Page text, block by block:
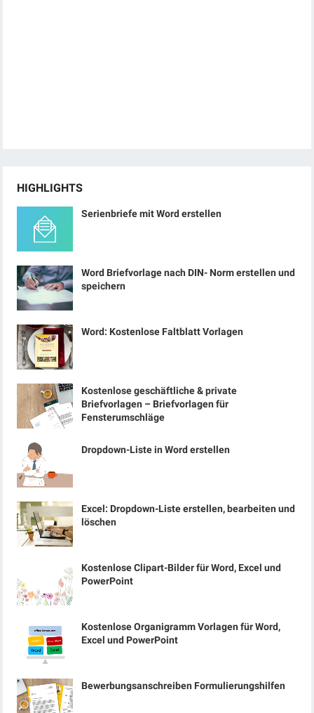
HIGHLIGHTS
Serienbriefe mit Word erstellen
Word Briefvorlage nach DIN- Norm erstellen und
speichern
Word: Kostenlose Faltblatt Vorlagen
Kostenlose geschäftliche & private
Briefvorlagen – Briefvorlagen für
Fensterumschläge
Dropdown-Liste in Word erstellen
Excel: Dropdown-Liste erstellen, bearbeiten und
löschen
Kostenlose Clipart-Bilder für Word, Excel und
PowerPoint
Kostenlose Organigramm Vorlagen für Word,
Excel und PowerPoint
Bewerbungsanschreiben Formulierungshilfen